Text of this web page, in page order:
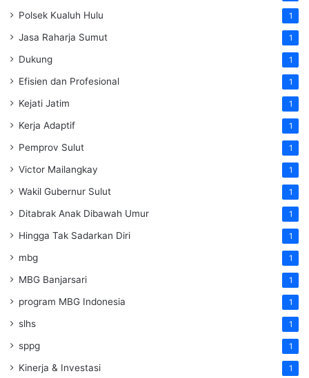
Polsek Kualuh Hulu 1
Jasa Raharja Sumut 1
Dukung 1
Efisien dan Profesional 1
Kejati Jatim 1
Kerja Adaptif 1
Pemprov Sulut 1
Victor Mailangkay 1
Wakil Gubernur Sulut 1
Ditabrak Anak Dibawah Umur 1
Hingga Tak Sadarkan Diri 1
mbg 1
MBG Banjarsari 1
program MBG Indonesia 1
slhs 1
sppg 1
Kinerja & Investasi 1